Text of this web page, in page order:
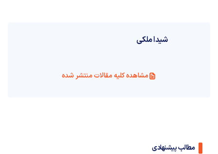
شیدا ملکی
مشاهده کلیه مقالات منتشر شده
مطالب پیشنهادی